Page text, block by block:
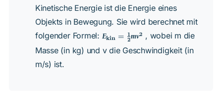
\text{m}^2}
{\text{s}^2}
Kinetische Energie ist die Energie eines
Objekts in Bewegung. Sie wird berechnet mit
folgender Formel: E_{\text{kin}}
= \frac{1}
{2}mv^2
Ekin = 2
1 mv2 , wobei m die
Masse (in kg) und v die Geschwindigkeit (in
m/s) ist.